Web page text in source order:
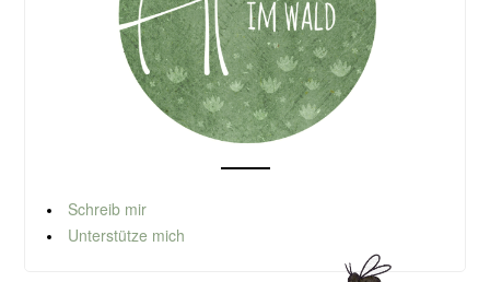
Schreib mir
Unterstütze mich